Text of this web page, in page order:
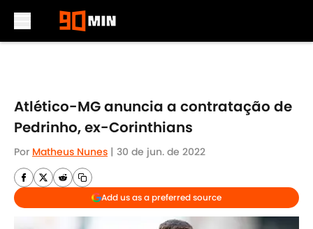
Atlético-MG anuncia a contratação de
Pedrinho, ex-Corinthians
Por Matheus Nunes | 30 de jun. de 2022
Add us as a preferred source